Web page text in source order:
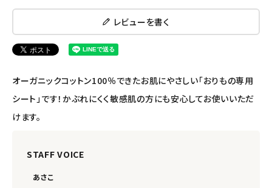
レビューを書く
オーガニックコットン100％できたお肌にやさしい「おりもの専用
シート」です！かぶれにくく敏感肌の方にも安心してお使いいただ
けます。
STAFF VOICE
あさこ